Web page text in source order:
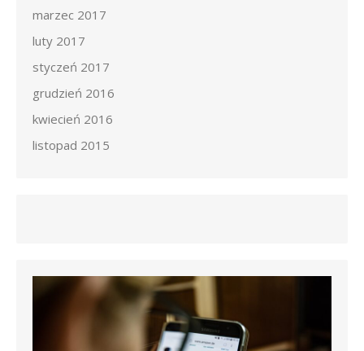
marzec 2017
luty 2017
styczeń 2017
grudzień 2016
kwiecień 2016
listopad 2015